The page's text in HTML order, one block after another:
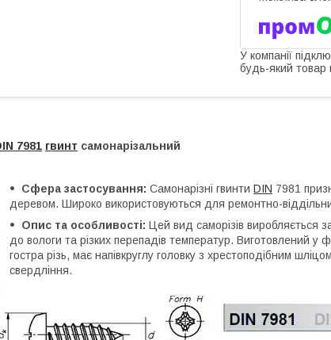
У компанії
будь-який товар
7981 гвинт самонарізальний
Сфера застосування: Самонарізні гвинти DIN 7981
деревом. Широко використовуються для ремонтно-
Опис та особливості: Цей вид саморізів виробляється
до вологи та різких перепадів температур. Виготовлений у
гостра різь, має напівкруглу головку з хрестоподібним
свердління.